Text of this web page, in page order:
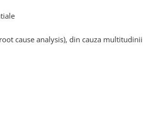
cause analysis), din cauza